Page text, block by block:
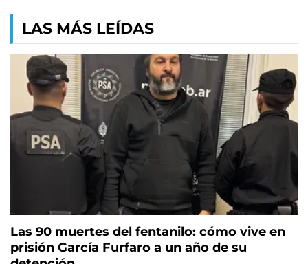
LAS MÁS LEÍDAS
Las 90 muertes del fentanilo: cómo vive en
prisión García Furfaro a un año de su